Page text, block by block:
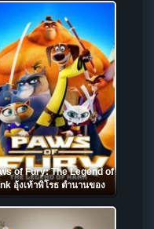
of Fury: The Legend of
อุ้งเท้าพิโรธ ตำนานของ
ค์ (2022)